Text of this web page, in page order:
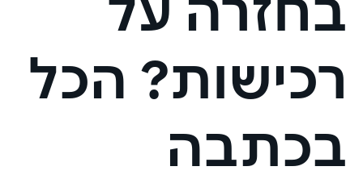
בחזרה על
רכישות? הכל
בכתבה